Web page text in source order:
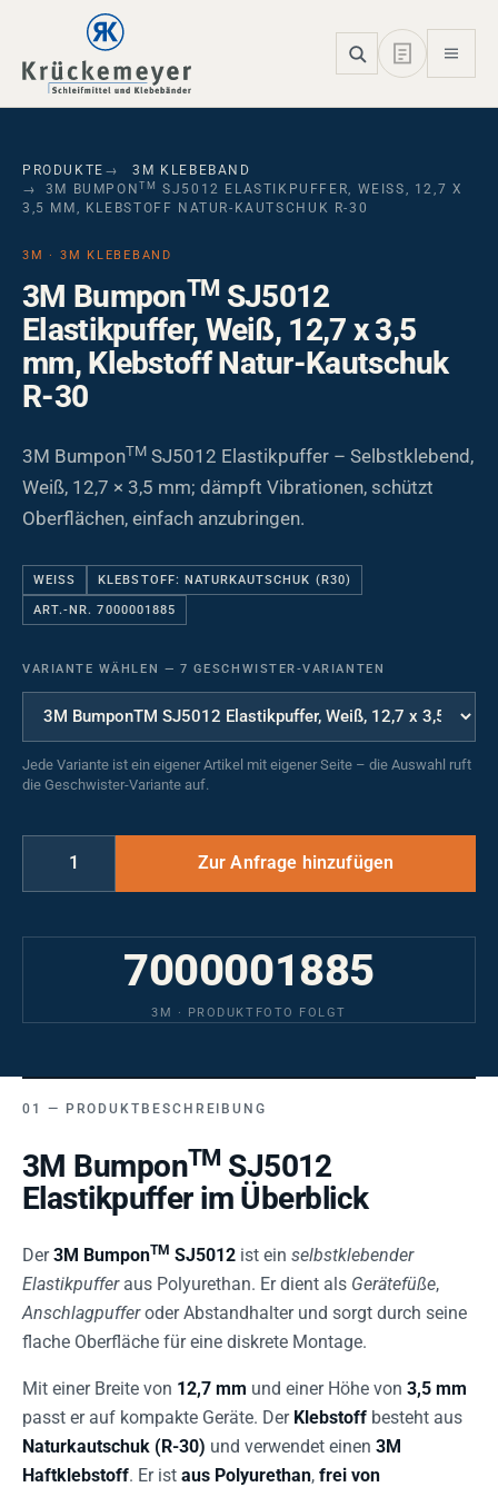
Skip to main navigation
Skip to main content
Skip to page footer
PRODUKTE
3M KLEBEBAND
3M BUMPON TM
SJ5012 ELASTIKPUFFER, WEISS, 12,7 X 3
,5 MM, KLEBSTOFF NATUR-KAUTSCHUK R-30
3M · 3M KLEBEBAND
3M BumponTMSJ5012
Elastikpuffer, Weiß, 12,7 x 3,5
mm, Klebstoff Natur-Kautschuk
R-30
3M BumponTM SJ5012 Elastikpuffer – Selbstklebend,
Weiß, 12,7 × 3,5 mm; dämpft Vibrationen, schützt
Oberflächen, einfach anzubringen.
WEISS KLEBSTOFF: NATURKAUTSCHUK (R30)
ART.-NR. 7000001885
VARIANTE WÄHLEN — 7 GESCHWISTER-VARIANTEN
Jede Variante ist ein eigener Artikel mit eigener Seite – die Auswahl ruft
die Geschwister-Variante auf.
7000001885
3M · PRODUKTFOTO FOLGT
PRODUKTBESCHREIBUNG
3M BumponTM SJ5012
Elastikpuffer im Überblick
Der3M BumponTM SJ5012 ist ein selbstklebender
Elastikpufferaus Polyurethan. Er dient als Gerätefüße,
Anschlagpufferoder Abstandhalter und sorgt durch seine
flache Oberfläche für eine diskrete Montage.
Mit einer Breite von 12,7 mm und einer Höhe von 3,5 mm
passt er auf kompakte Geräte. Der Klebstoff besteht aus
Naturkautschuk (R-30) und verwendet einen 3M
Haftklebstoff. Er ist aus Polyurethan, frei von